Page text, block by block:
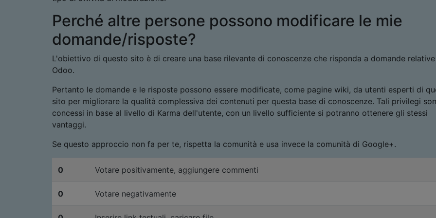
Perché altre persone possono modificare le mie
domande/risposte?
L'obiettivo di questo sito è di creare una base rilevante di conoscenze che risponda a domande relative
Odoo.
Pertanto le domande e le risposte possono essere modificate, come pagine wiki, da utenti esperti di
sito per migliorare la qualità complessiva dei contenuti per questa base di conoscenze. Tali privilegi
concessi in base al livello di Karma dell'utente, con un livello sufficiente si potranno ottenere gli stessi
vantaggi.
Se questo approccio non fa per te, rispetta la comunità e usa invece la comunità di Google+.
0 Votare positivamente, aggiungere commenti
0 Votare negativamente